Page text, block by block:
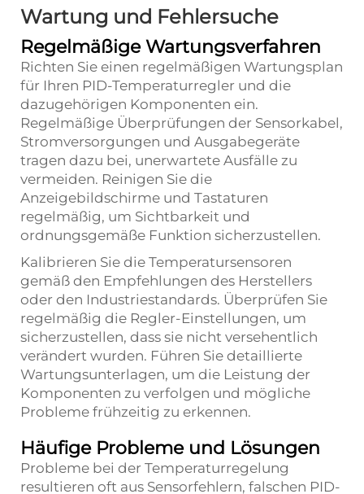
Wartung und Fehlersuche
Regelmäßige Wartungsverfahren
Richten Sie einen regelmäßigen Wartungsplan
für Ihren PID-Temperaturregler und die
dazugehörigen Komponenten ein.
Regelmäßige Überprüfungen der Sensorkabel,
Stromversorgungen und Ausgabegeräte
tragen dazu bei, unerwartete Ausfälle zu
vermeiden. Reinigen Sie die
Anzeigebildschirme und Tastaturen
regelmäßig, um Sichtbarkeit und
ordnungsgemäße Funktion sicherzustellen.
Kalibrieren Sie die Temperatursensoren
gemäß den Empfehlungen des Herstellers
oder den Industriestandards. Überprüfen Sie
regelmäßig die Regler-Einstellungen, um
sicherzustellen, dass sie nicht versehentlich
verändert wurden. Führen Sie detaillierte
Wartungsunterlagen, um die Leistung der
Komponenten zu verfolgen und mögliche
Probleme frühzeitig zu erkennen.
Häufige Probleme und Lösungen
Probleme bei der Temperaturregelung
resultieren oft aus Sensorfehlern, falschen PID-